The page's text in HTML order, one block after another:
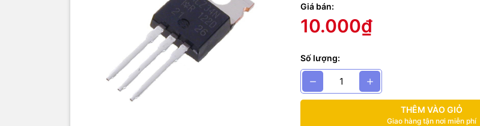
Giá bán:
10.000₫
Số lượng:
THÊM VÀO GIỎ
Giao hàng tận nơi miễn phí
Tính năng / Thông số kỹ thuật
Loại gói: TO-220
Điện áp tối đa từ cực máng đến cực nguồn: 55V
Điện áp tối đa từ cực cổng đến cực nguồn: ± 20V